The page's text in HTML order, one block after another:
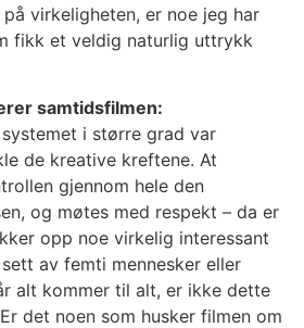
virkeligheten, er noe jeg har
fikk et veldig naturlig uttrykk
samtidsfilmen:
i større grad var
de kreative kreftene. At
gjennom hele den
og møtes med respekt – da er
opp noe virkelig interessant
av femti mennesker eller
alt kommer til alt, er ikke dette
det noen som husker filmen om